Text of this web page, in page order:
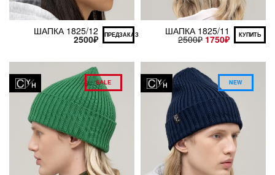
ШАПКА 1825/12
2500₽ ПРЕДЗАКАЗ ШАПКА 1825/11
2500₽ 1750₽ КУПИТЬ
SALE NEW